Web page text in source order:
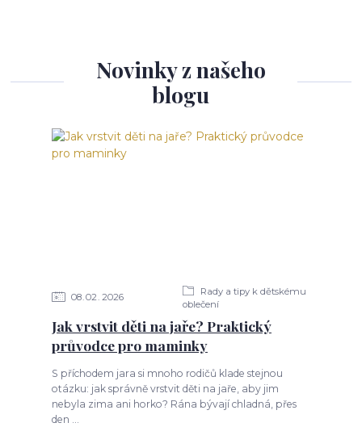
Novinky z našeho
blogu
08 02 2026
Rady a tipy k dětskému
oblečení
Jak vrstvit děti na jaře? Praktický
průvodce pro maminky
S příchodem jara si mnoho rodičů klade stejnou
otázku: jak správně vrstvit děti na jaře, aby jim
nebyla zima ani horko? Rána bývají chladná, přes
den ...